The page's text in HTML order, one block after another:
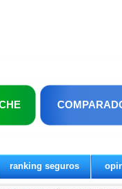
ranking seguros